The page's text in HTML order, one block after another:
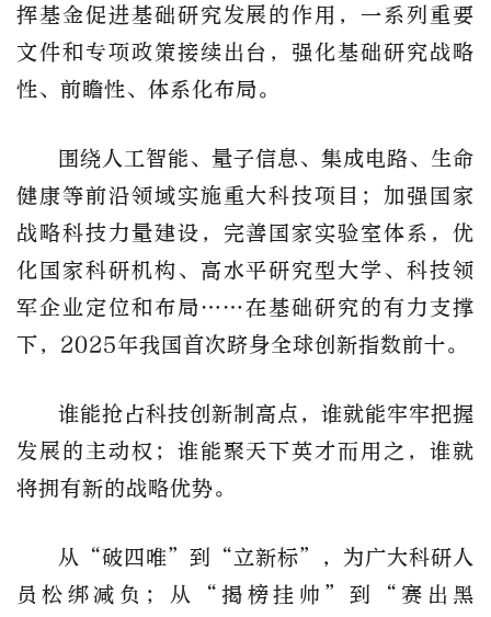
挥基金促进基础研究发展的作用，一系列重要
文件和专项政策接续出台，强化基础研究战略
性、前瞻性、体系化布局。
围绕人工智能、量子信息、集成电路、生命
健康等前沿领域实施重大科技项目；加强国家
战略科技力量建设，完善国家实验室体系，优
化国家科研机构、高水平研究型大学、科技领
军企业定位和布局……在基础研究的有力支撑
下，2025年我国首次跻身全球创新指数前十。
谁能抢占科技创新制高点，谁就能牢牢把握
发展的主动权；谁能聚天下英才而用之，谁就
将拥有新的战略优势。
从“破四唯”到“立新标”，为广大科研人
员松绑减负；从“揭榜挂帅”到“赛出黑